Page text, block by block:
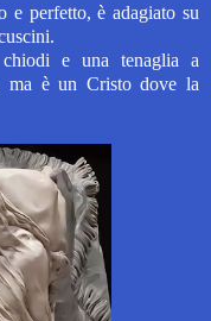
e perfetto, è adagiato su
e una tenaglia a
ma è un Cristo dove la